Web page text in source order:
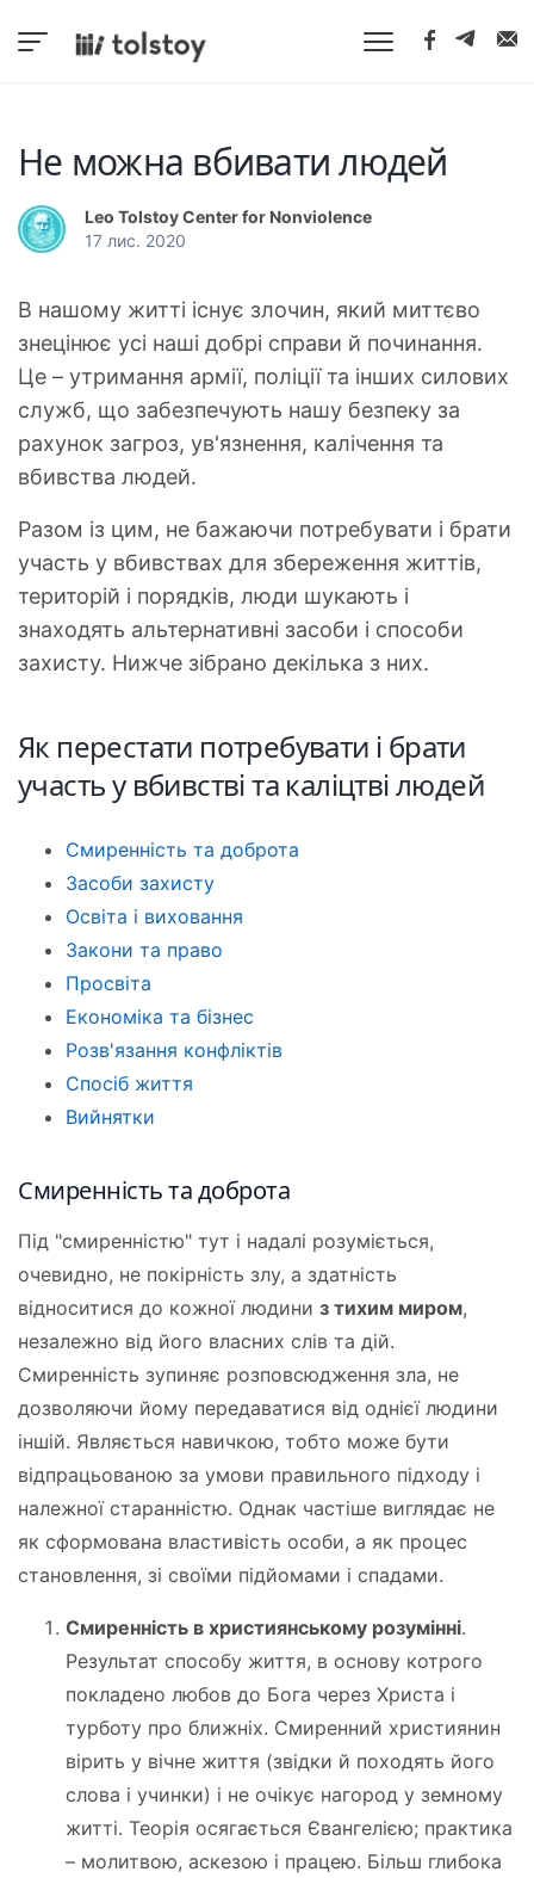
Не можна вбивати людей
Leo Tolstoy Center for Nonviolence
17 лис. 2020
В нашому житті існує злочин, який миттєво
знецінює усі наші добрі справи й починання.
Це – утримання армії, поліції та інших силових
служб, що забезпечують нашу безпеку за
рахунок загроз, ув'язнення, калічення та
вбивства людей.
Разом із цим, не бажаючи потребувати і брати
участь у вбивствах для збереження життів,
територій і порядків, люди шукають і
знаходять альтернативні засоби і способи
захисту. Нижче зібрано декілька з них.
Як перестати потребувати і брати
участь у вбивстві та каліцтві людей
Смиренність та доброта
Засоби захисту
Освіта і виховання
Закони та право
Просвіта
Економіка та бізнес
Розв'язання конфліктів
Спосіб життя
Вийнятки
Смиренність та доброта
Під "смиренністю" тут і надалі розуміється,
очевидно, не покірність злу, а здатність
відноситися до кожної людини з тихим миром,
незалежно від його власних слів та дій.
Смиренність зупиняє розповсюдження зла, не
дозволяючи йому передаватися від однієї людини
іншій. Являється навичкою, тобто може бути
відпрацьованою за умови правильного підходу і
належної старанністю. Однак частіше виглядає не
як сформована властивість особи, а як процес
становлення, зі своїми підйомами і спадами.
Смиренність в християнському розумінні.
Результат способу життя, в основу котрого
покладено любов до Бога через Христа і
турботу про ближніх. Смиренний християнин
вірить у вічне життя (звідки й походять його
слова і учинки) і не очікує нагород у земному
житті. Теорія осягається Євангелією; практика
– молитвою, аскезою і працею. Більш глибока